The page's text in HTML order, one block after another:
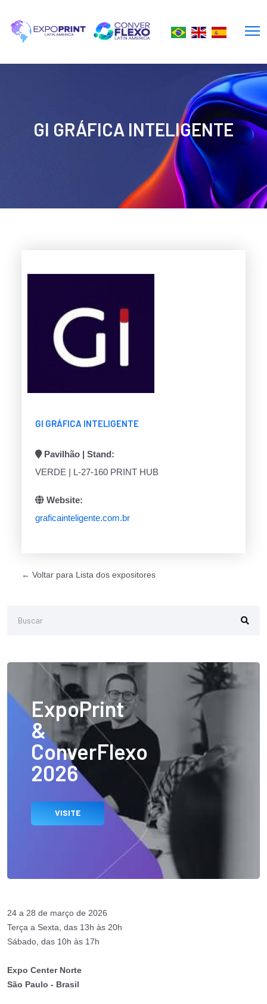
GI GRÁFICA INTELIGENTE
GI GRÁFICA INTELIGENTE
Pavilhão | Stand:
VERDE | L-27-160 PRINT HUB
Website:
graficainteligente.com.br
← Voltar para Lista dos expositores
ExpoPrint
&
ConverFlexo
2026
VISITE
24 a 28 de março de 2026
Terça a Sexta, das 13h às 20h
Sábado, das 10h às 17h
Expo Center Norte
São Paulo - Brasil